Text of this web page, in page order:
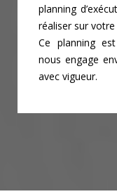
planning
réaliser sur
Ce planning
nous engage
avec vigueur.